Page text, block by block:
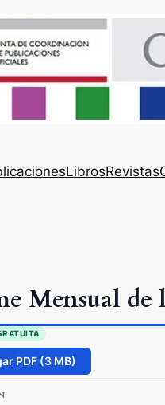
LibrosRevistas
Mensual de
PDF (3 MB)